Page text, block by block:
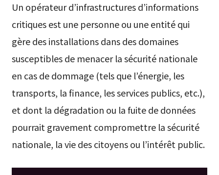
Un opérateur d’infrastructures d’informations
critiques est une personne ou une entité qui
gère des installations dans des domaines
susceptibles de menacer la sécurité nationale
en cas de dommage (tels que l’énergie, les
transports, la finance, les services publics, etc.),
et dont la dégradation ou la fuite de données
pourrait gravement compromettre la sécurité
nationale, la vie des citoyens ou l’intérêt public.